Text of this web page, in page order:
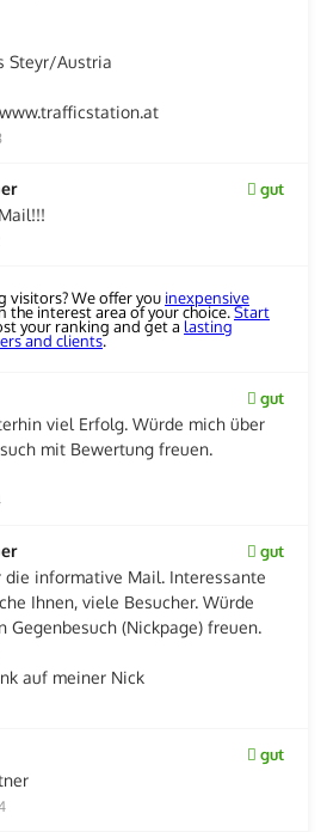
Steyr/Austria
gut
visitors? We offer you inexpensive
the interest area of your choice.Start
your ranking and get a lasting
and clients.
gut
viel Erfolg. Würde mich über
mit Bewertung freuen.
gut
die informative Mail. Interessante
Ihnen, viele Besucher. Würde
Gegenbesuch (Nickpage) freuen.
auf meiner Nick
gut